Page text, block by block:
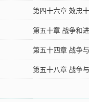
第四十六章 效忠
第五十章 战争和
第五十四章 战争
第五十八章 战争